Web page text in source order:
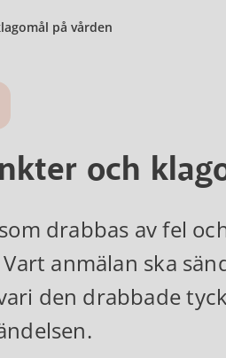
på vården
och
drabbas av fel
anmälan ska
den drabbade